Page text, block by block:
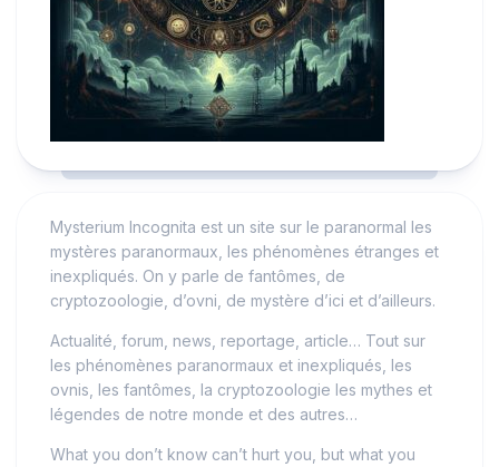
Mysterium Incognita est un site sur le paranormal les
mystères paranormaux, les phénomènes étranges et
inexpliqués. On y parle de fantômes, de
cryptozoologie, d’ovni, de mystère d’ici et d’ailleurs.
Actualité, forum, news, reportage, article… Tout sur
les phénomènes paranormaux et inexpliqués, les
ovnis, les fantômes, la cryptozoologie les mythes et
légendes de notre monde et des autres…
What you don’t know can’t hurt you, but what you